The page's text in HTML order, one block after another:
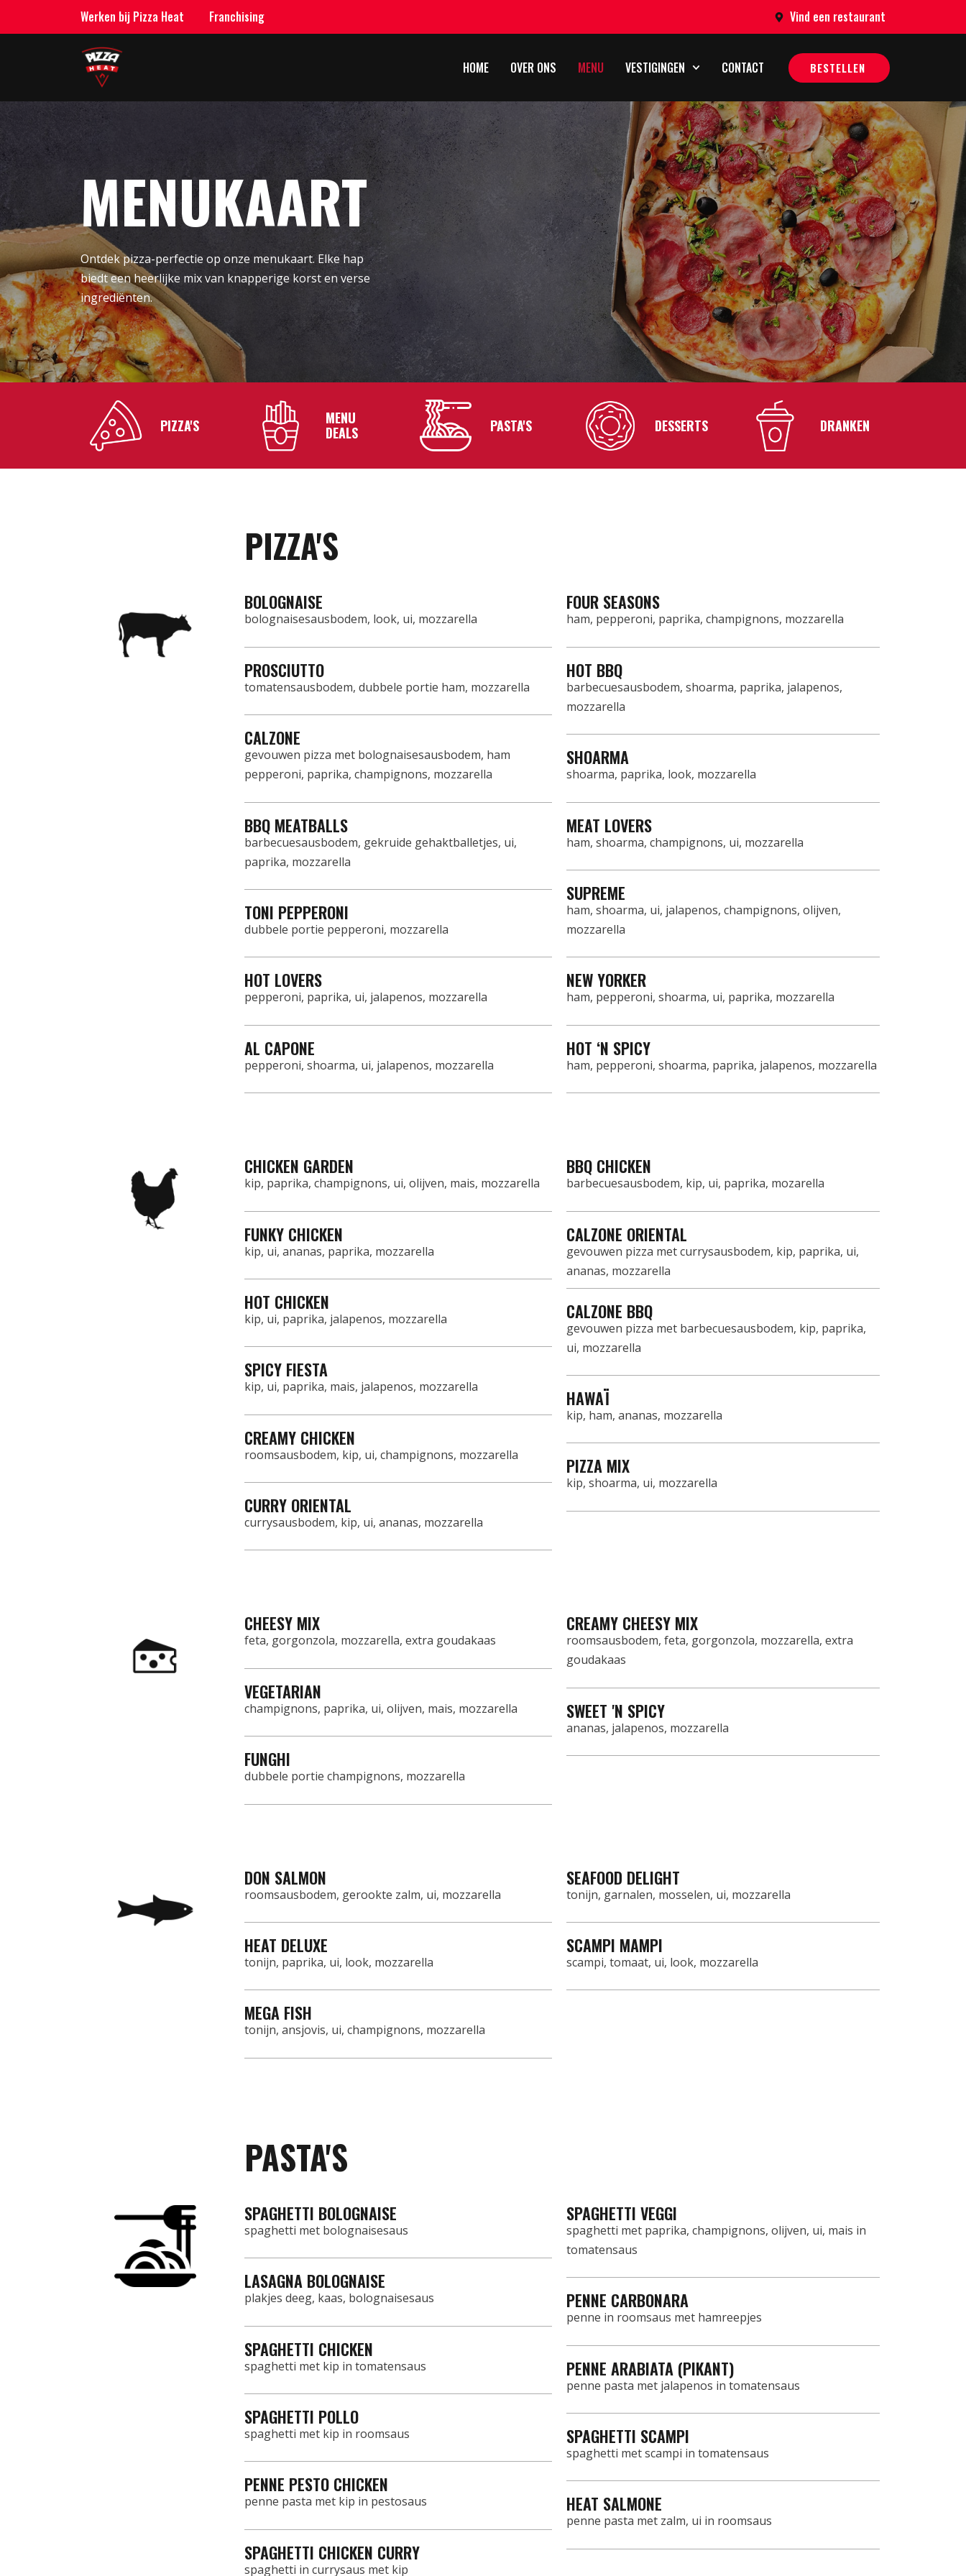
Werken bij Pizza Heat Franchising Vind een restaurant
HOME OVER ONS MENU VESTIGINGEN CONTACT BESTELLEN
MENUKAART
Ontdek pizza-perfectie op onze menukaart. Elke hap
biedt een heerlijke mix van knapperige korst en verse
ingrediënten.
PIZZA'S
MENU
DEALS
PASTA'S DESSERTS DRANKEN
PIZZA'S
BOLOGNAISE
bolognaisesausbodem, look, ui, mozzarella
PROSCIUTTO
tomatensausbodem, dubbele portie ham, mozzarella
CALZONE
gevouwen pizza met bolognaisesausbodem, ham
pepperoni, paprika, champignons, mozzarella
BBQ MEATBALLS
barbecuesausbodem, gekruide gehaktballetjes, ui,
paprika, mozzarella
TONI PEPPERONI
dubbele portie pepperoni, mozzarella
HOT LOVERS
pepperoni, paprika, ui, jalapenos, mozzarella
AL CAPONE
pepperoni, shoarma, ui, jalapenos, mozzarella
FOUR SEASONS
ham, pepperoni, paprika, champignons, mozzarella
HOT BBQ
barbecuesausbodem, shoarma, paprika, jalapenos,
mozzarella
SHOARMA
shoarma, paprika, look, mozzarella
MEAT LOVERS
ham, shoarma, champignons, ui, mozzarella
SUPREME
ham, shoarma, ui, jalapenos, champignons, olijven,
mozzarella
NEW YORKER
ham, pepperoni, shoarma, ui, paprika, mozzarella
HOT ‘N SPICY
ham, pepperoni, shoarma, paprika, jalapenos, mozzarella
CHICKEN GARDEN
kip, paprika, champignons, ui, olijven, mais, mozzarella
FUNKY CHICKEN
kip, ui, ananas, paprika, mozzarella
HOT CHICKEN
kip, ui, paprika, jalapenos, mozzarella
SPICY FIESTA
kip, ui, paprika, mais, jalapenos, mozzarella
CREAMY CHICKEN
roomsausbodem, kip, ui, champignons, mozzarella
CURRY ORIENTAL
currysausbodem, kip, ui, ananas, mozzarella
BBQ CHICKEN
barbecuesausbodem, kip, ui, paprika, mozarella
CALZONE ORIENTAL
gevouwen pizza met currysausbodem, kip, paprika, ui,
ananas, mozzarella
CALZONE BBQ
gevouwen pizza met barbecuesausbodem, kip, paprika,
ui, mozzarella
HAWAÏ
kip, ham, ananas, mozzarella
PIZZA MIX
kip, shoarma, ui, mozzarella
CHEESY MIX
feta, gorgonzola, mozzarella, extra goudakaas
VEGETARIAN
champignons, paprika, ui, olijven, mais, mozzarella
FUNGHI
dubbele portie champignons, mozzarella
CREAMY CHEESY MIX
roomsausbodem, feta, gorgonzola, mozzarella, extra
goudakaas
SWEET 'N SPICY
ananas, jalapenos, mozzarella
DON SALMON
roomsausbodem, gerookte zalm, ui, mozzarella
HEAT DELUXE
tonijn, paprika, ui, look, mozzarella
MEGA FISH
tonijn, ansjovis, ui, champignons, mozzarella
SEAFOOD DELIGHT
tonijn, garnalen, mosselen, ui, mozzarella
SCAMPI MAMPI
scampi, tomaat, ui, look, mozzarella
PASTA'S
SPAGHETTI BOLOGNAISE
spaghetti met bolognaisesaus
LASAGNA BOLOGNAISE
plakjes deeg, kaas, bolognaisesaus
SPAGHETTI CHICKEN
spaghetti met kip in tomatensaus
SPAGHETTI POLLO
spaghetti met kip in roomsaus
PENNE PESTO CHICKEN
penne pasta met kip in pestosaus
SPAGHETTI CHICKEN CURRY
spaghetti in currysaus met kip
SPAGHETTI VEGGI
spaghetti met paprika, champignons, olijven, ui, mais in
tomatensaus
PENNE CARBONARA
penne in roomsaus met hamreepjes
PENNE ARABIATA (PIKANT)
penne pasta met jalapenos in tomatensaus
SPAGHETTI SCAMPI
spaghetti met scampi in tomatensaus
HEAT SALMONE
penne pasta met zalm, ui in roomsaus